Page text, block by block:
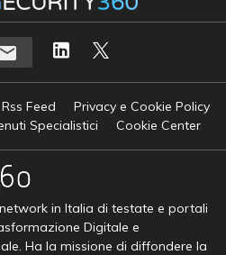
Rss Feed
Privacy e Cookie Policy
Specialistici
Cookie Center
in Italia di testate e portali
Digitale e
Ha la missione di diffondere la